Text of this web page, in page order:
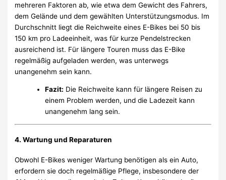
mehreren Faktoren ab, wie etwa dem Gewicht des Fahrers,
dem Gelände und dem gewählten Unterstützungsmodus. Im
Durchschnitt liegt die Reichweite eines E-Bikes bei 50 bis
150 km pro Ladeeinheit, was für kurze Pendelstrecken
ausreichend ist. Für längere Touren muss das E-Bike
regelmäßig aufgeladen werden, was unterwegs
unangenehm sein kann.
Fazit: Die Reichweite kann für längere Reisen zu
einem Problem werden, und die Ladezeit kann
unangenehm lang sein.
4.Wartung und Reparaturen
Obwohl E-Bikes weniger Wartung benötigen als ein Auto,
erfordern sie doch regelmäßige Pflege, insbesondere der